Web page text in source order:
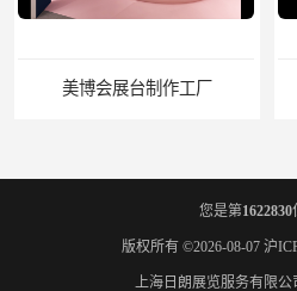
美博会展台制作工厂
您是第1622830
版权所有 ©2026-08-07 沪
上海日朗展览服务有限公